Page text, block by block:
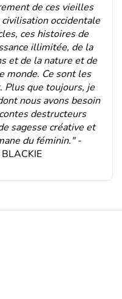
de ces vieilles
occidentale
ces histoires de
illimitée, de la
et de la nature et de
monde. Ce sont les
Plus que toujours, je
nous avons besoin
destructeurs
sagesse créative et
du féminin." -